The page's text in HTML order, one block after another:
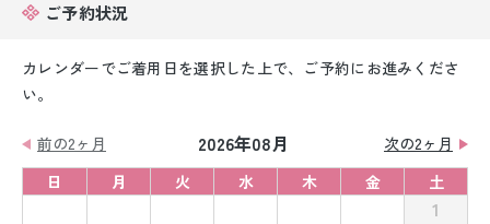
ご予約状況
カレンダーでご着用日を選択した上で、ご予約にお進みくださ
い。
前の2ヶ月 2026年08月
次の2ヶ月
日
月 火 水 木 金 土
1